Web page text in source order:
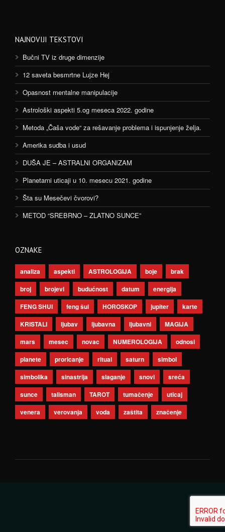
NAJNOVIJI TEKSTOVI
Bučni TV iz druge dimenzije
12 saveta besmrtne Lujze Hej
Opasnost mentalne manipulacije
Astrološki aspekti 5.og meseca 2022. godine
Metoda „Čaša vode“ za rešavanje problema i ispunjenje želja.
Amerika sudba i usud
DUŠA JE – ASTRALNI ORGANIZAM
Planetarni uticaji u 10. mesecu 2021. godine
Šta su Mesečevi čvorovi?
METOD “SREBRNO – ZLATNO SUNCE”
OZNAKE
analiza aspekti ASTROLOGIJA boje
brak
broj
brojevi budućnost datum
energija
FENG SHUI
feng šui HOROSKOP jupiter
karte
KRISTALI
ljubav ljubavna ljubavni
MAGIJA
mars
mesec novac NUMEROLOGIJA
odnosi
planete
proricanje ritual saturn
simbol
simbolika
sinastrija slaganje snovi
sreća
sunce
talisman TAROT tumačenje
uticaj
venera
verovanja voda zaštita značenje